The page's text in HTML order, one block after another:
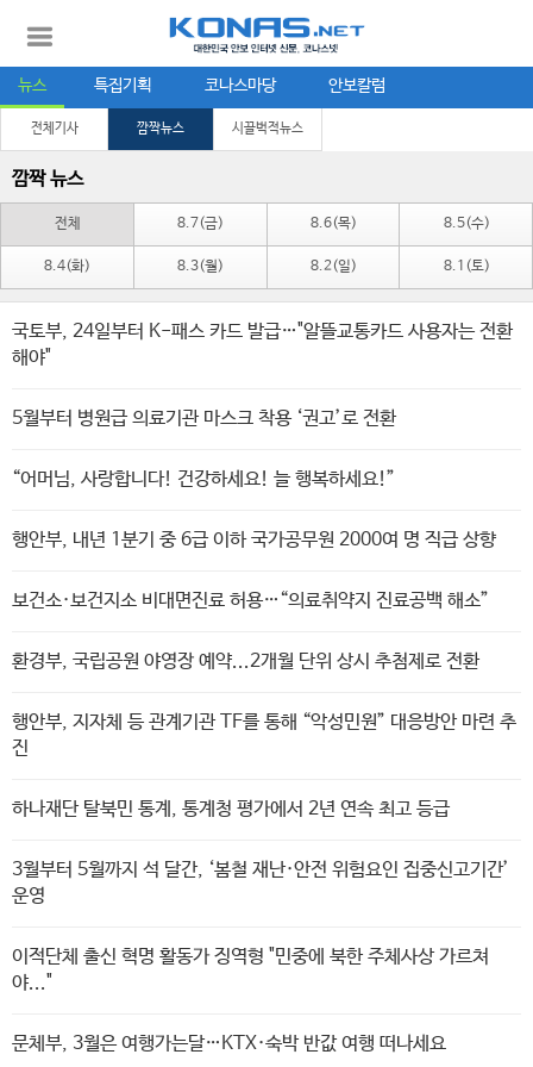
뉴스 특집기획 코나스마당 안보칼럼
전체기사 깜짝뉴스 시끌벅적뉴스
깜짝 뉴스
전체 8.7(금) 8.6(목) 8.5(수)
8.4(화) 8.3(월) 8.2(일) 8.1(토)
국토부, 24일부터 K-패스 카드 발급…"알뜰교통카드 사용자는 전환
해야"
5월부터 병원급 의료기관 마스크 착용 ‘권고’로 전환
“어머님, 사랑합니다! 건강하세요! 늘 행복하세요!”
행안부, 내년 1분기 중 6급 이하 국가공무원 2000여 명 직급 상향
보건소·보건지소 비대면진료 허용…“의료취약지 진료공백 해소”
환경부, 국립공원 야영장 예약...2개월 단위 상시 추첨제로 전환
행안부, 지자체 등 관계기관 TF를 통해 “악성민원” 대응방안 마련 추
진
하나재단 탈북민 통계, 통계청 평가에서 2년 연속 최고 등급
3월부터 5월까지 석 달간, ‘봄철 재난·안전 위험요인 집중신고기간’
운영
이적단체 출신 혁명 활동가 징역형 "민중에 북한 주체사상 가르쳐
야..."
문체부, 3월은 여행가는달…KTX·숙박 반값 여행 떠나세요